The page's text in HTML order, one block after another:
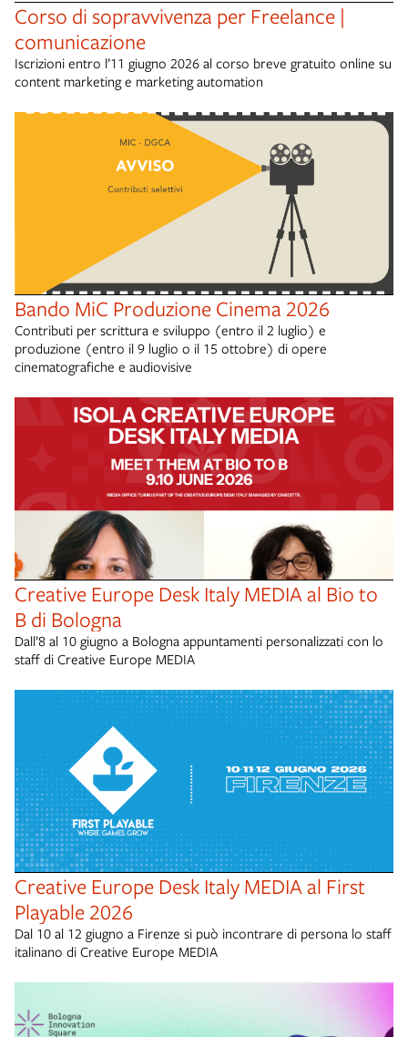
Corso di sopravvivenza per Freelance |
comunicazione
Iscrizioni entro l’11 giugno 2026 al corso breve gratuito online su
content marketing e marketing automation
Bando MiC Produzione Cinema 2026
Contributi per scrittura e sviluppo (entro il 2 luglio) e
produzione (entro il 9 luglio o il 15 ottobre) di opere
cinematografiche e audiovisive
Creative Europe Desk Italy MEDIA al Bio to
B di Bologna
Dall’8 al 10 giugno a Bologna appuntamenti personalizzati con lo
staff di Creative Europe MEDIA
Creative Europe Desk Italy MEDIA al First
Playable 2026
Dal 10 al 12 giugno a Firenze si può incontrare di persona lo staff
italinano di Creative Europe MEDIA